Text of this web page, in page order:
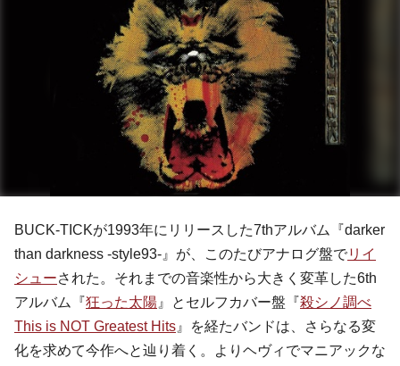
BUCK-TICKが1993年にリリースした7thアルバム『darker
than darkness -style93-』が、このたびアナログ盤でリイ
シューされた。それまでの音楽性から大きく変革した6th
アルバム『狂った太陽 』とセルフカバー盤『殺シノ調べ
This is NOT Greatest Hits 』を経たバンドは、さらなる変
化を求めて今作へと辿り着く。よりヘヴィでマニアックな